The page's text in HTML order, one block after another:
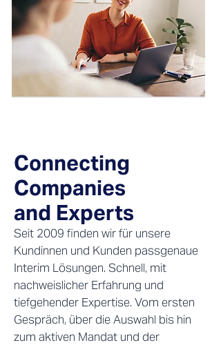
Connecting
Companies
and Experts
Seit 2009 finden wir für unsere
Kundinnen und Kunden passgenaue
Interim Lösungen. Schnell, mit
nachweislicher Erfahrung und
tiefgehender Expertise. Vom ersten
Gespräch, über die Auswahl bis hin
zum aktiven Mandat und der